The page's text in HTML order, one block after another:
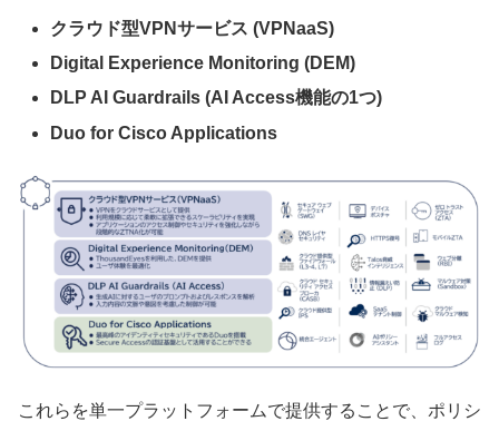
クラウド型VPNサービス (VPNaaS)
Digital Experience Monitoring (DEM)
DLP AI Guardrails (AI Access機能の1つ)
Duo for Cisco Applications
これらを単一プラットフォームで提供することで、ポリシ